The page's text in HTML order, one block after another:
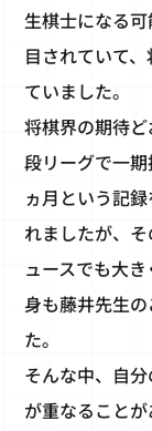
生棋士になる
目されていて
ていました。
将棋界の期待
段リーグで一
ヵ月という記
れましたが、
ュースでも大
身も藤井先生
た。
そんな中、自
が重なることが